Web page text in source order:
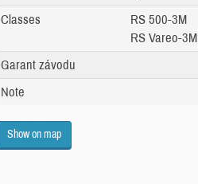
Classes
RS 500-3M
RS Vareo-3M
Garant závodu
Note
Show on map